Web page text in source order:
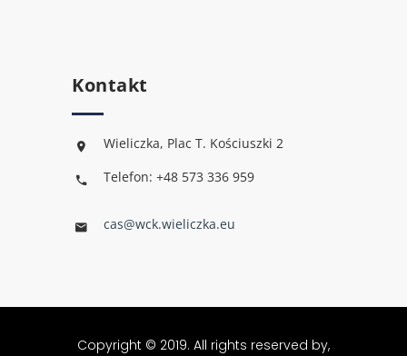
Kontakt
Wieliczka, Plac T. Kościuszki 2
Telefon: +48 573 336 959
cas@wck.wieliczka.eu
Copyright © 2019. All rights reserved by,